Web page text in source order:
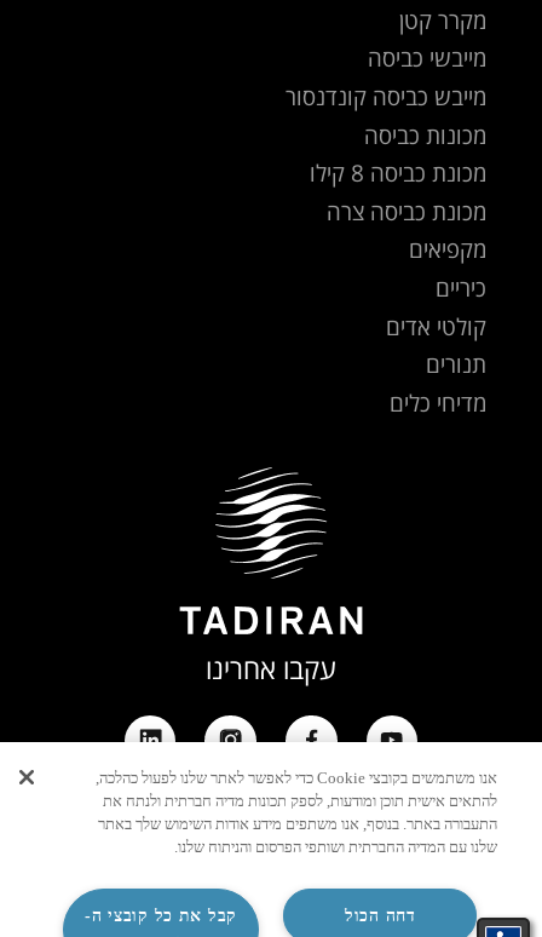
מקרר קטן
מייבשי כביסה
מייבש כביסה קונדנסור
מכונות כביסה
מכונת כביסה 8 קילו
מכונת כביסה צרה
מקפיאים
כיריים
קולטי אדים
תנורים
מדיחי כלים
עקבו אחרינו
אנו משתמשים בקובצי Cookie כדי לאפשר לאתר שלנו לפעול כהלכה,
להתאים אישית תוכן ומודעות, לספק תכונות מדיה חברתית ולנתח את
התעבורה באתר. בנוסף, אנו משתפים מידע אודות השימוש שלך באתר
שלנו עם המדיה החברתית ושותפי הפרסום והניתוח שלנו.
קבל את כל קובצי ה-
דחה הכול